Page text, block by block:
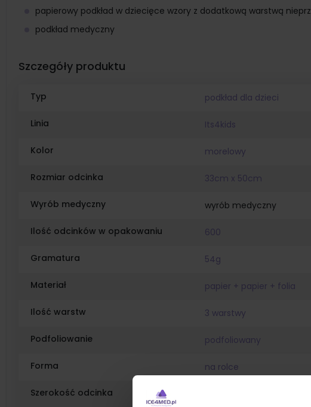
papierowy podkład w dziecięce wzory z dodatkową warstwą
podkład medyczny
Szczegóły produktu
Typ podkład dla dzieci
Linia Its4kids
Kolor morelowy
Rozmiar odcinka 33cm x 50cm
Wyrób medyczny wyrób medyczny
Ilość odcinków w opakowaniu 600
Gramatura 54g
Materiał papier + papier + folia
Ilość warstw 3 warstwy
Podfoliowanie podfoliowany
Forma na rolce
Szerokość odcinka